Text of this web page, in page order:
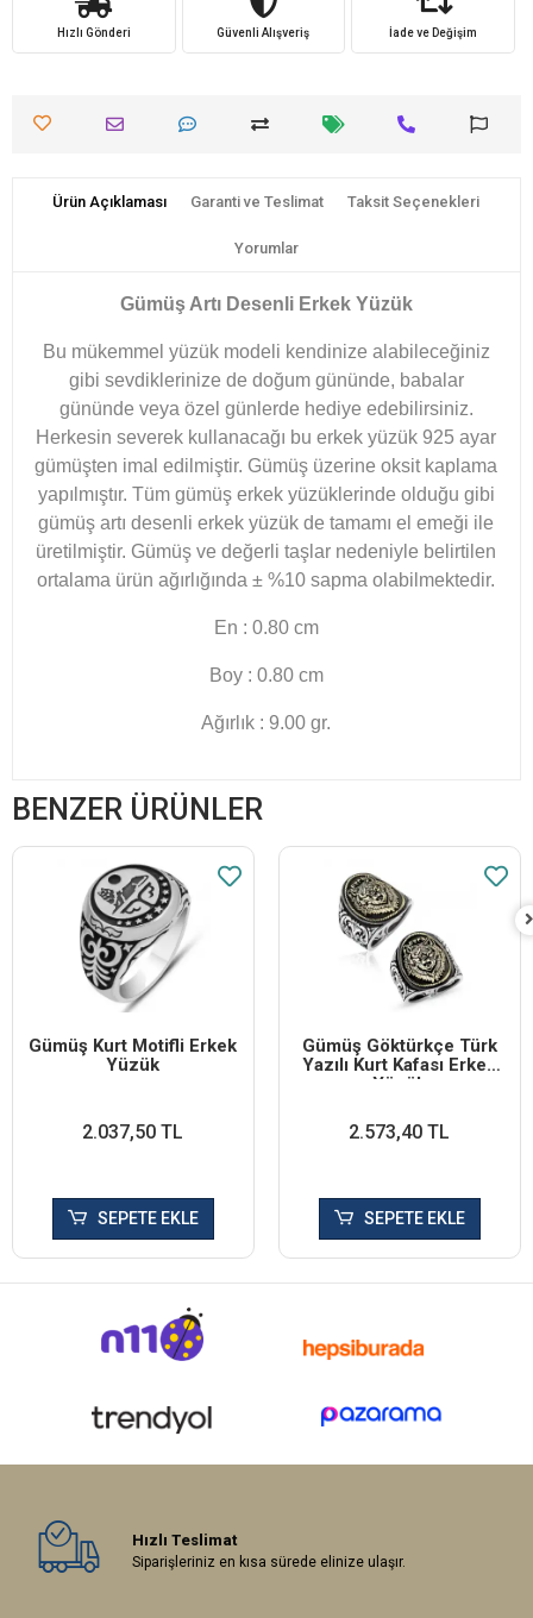
Hızlı Gönderi Güvenli Alışveriş İade ve Değişim
Ürün Açıklaması Garanti ve Teslimat Taksit Seçenekleri
Yorumlar
Gümüş Artı Desenli Erkek Yüzük
Bu mükemmel yüzük modeli kendinize alabileceğiniz
gibi sevdiklerinize de doğum gününde, babalar
gününde veya özel günlerde hediye edebilirsiniz.
Herkesin severek kullanacağı bu erkek yüzük 925 ayar
gümüşten imal edilmiştir. Gümüş üzerine oksit kaplama
yapılmıştır. Tüm gümüş erkek yüzüklerinde olduğu gibi
gümüş artı desenli erkek yüzük de tamamı el emeği ile
üretilmiştir. Gümüş ve değerli taşlar nedeniyle belirtilen
ortalama ürün ağırlığında ± %10 sapma olabilmektedir.
En : 0.80 cm
Boy : 0.80 cm
Ağırlık : 9.00 gr.
BENZER ÜRÜNLER
Gümüş Kurt Motifli Erkek
Yüzük
2.037,50 TL
SEPETE EKLE
Gümüş Göktürkçe Türk
Yazılı Kurt Kafası Erkek
Yüzük
2.573,40 TL
SEPETE EKLE
Hızlı Teslimat
Siparişleriniz en kısa sürede elinize ulaşır.